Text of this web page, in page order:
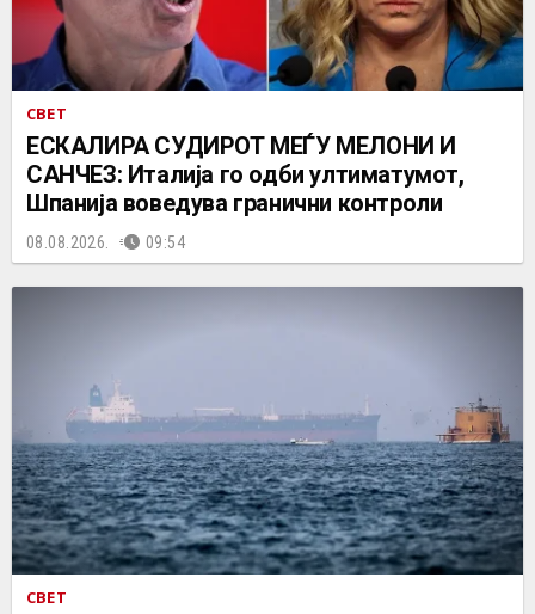
СВЕТ
ЕСКАЛИРА СУДИРОТ МЕЃУ МЕЛОНИ И
САНЧЕЗ: Италија го одби ултиматумот,
Шпанија воведува гранични контроли
08.08.2026. 09:54
СВЕТ